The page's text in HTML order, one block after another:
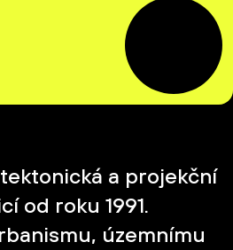
a projekční
od roku 1991.
územnímu